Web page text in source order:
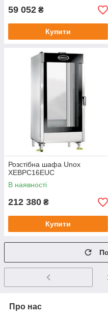
59 052 ₴
Купити
Розстібна шафа Unox
XEBPC16EUC
В наявності
212 380 ₴
Купити
Про нас